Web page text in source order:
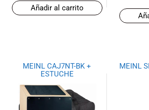
Añadir al carrito
MEINL CAJ7NT-BK +
ESTUCHE
MEINL